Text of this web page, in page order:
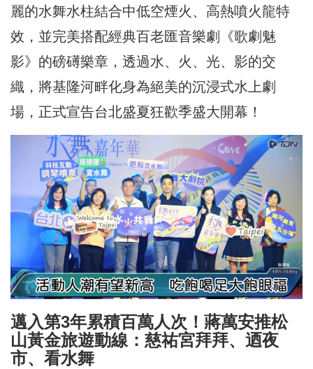
麗的水舞水柱結合中低空煙火、高熱噴火龍特
效，並完美搭配經典百老匯音樂劇《歌劇魅
影》的磅礡樂章，透過水、火、光、影的交
織，將基隆河畔化身為絕美的沉浸式水上劇
場，正式宣告台北盛夏狂歡季盛大開幕！
邁入第3年累積百萬人次！蔣萬安推松
山黃金旅遊動線：慈祐宮拜拜、迺夜
市、看水舞